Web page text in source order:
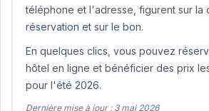
téléphone et l'adresse, figurent sur la
réservation et sur le bon.
En quelques clics, vous pouvez
hôtel en ligne et bénéficier des prix
pour l'été 2026.
Dernière mise à jour : 3 mai 2026